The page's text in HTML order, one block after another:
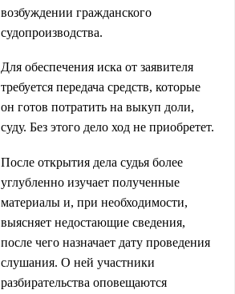
возбуждении гражданского
судопроизводства.
Для обеспечения иска от заявителя
требуется передача средств, которые
он готов потратить на выкуп доли,
суду. Без этого дело ход не приобретет.
После открытия дела судья более
углубленно изучает полученные
материалы и, при необходимости,
выясняет недостающие сведения,
после чего назначает дату проведения
слушания. О ней участники
разбирательства оповещаются